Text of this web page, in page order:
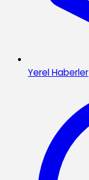
Yerel Haberler